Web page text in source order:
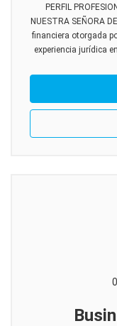
PERFIL
NUESTRA SEÑORA
financiera otorgada
experiencia jurídica